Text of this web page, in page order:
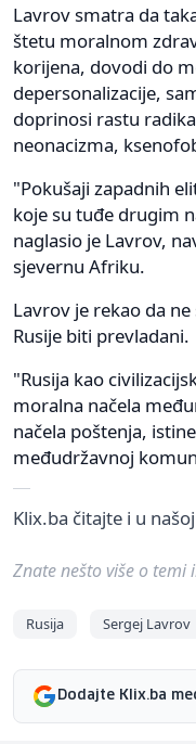
Lavrov smatra da
štetu moralnom
korijena, dovodi do
depersonalizacije,
doprinosi rastu
neonacizma,
"Pokušaji zapadnih
koje su tuđe drugim
naglasio je Lavrov,
sjevernu Afriku.
Lavrov je rekao da
Rusije biti prevladani.
"Rusija kao
moralna načela
načela poštenja,
međudržavnoj
Klix.ba čitajte i u
Znate nešto više o temi
Rusija Sergej Lavrov
Dodajte Klix.ba